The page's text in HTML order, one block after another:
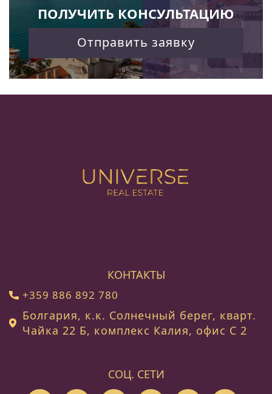
ПОЛУЧИТЬ КОНСУЛЬТАЦИЮ
Отправить заявку
КОНТАКТЫ
+359 886 892 780
Болгария, к.к. Солнечный берег, кварт.
Чайка 22 Б, комплекс Калия, офис C 2
СОЦ. СЕТИ